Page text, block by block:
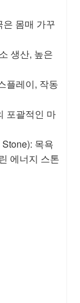
몸매 가꾸
생산, 높은
플레이, 작동
포괄적인 마
목욕
에너지 스톤